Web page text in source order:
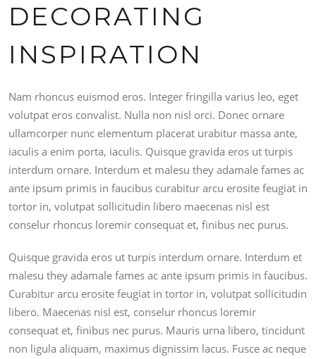
DECORATING
INSPIRATION
Nam rhoncus euismod eros. Integer fringilla varius leo, eget
volutpat eros convalist. Nulla non nisl orci. Donec ornare
ullamcorper nunc elementum placerat urabitur massa ante,
iaculis a enim porta, iaculis. Quisque gravida eros ut turpis
interdum ornare. Interdum et malesu they adamale fames ac
ante ipsum primis in faucibus curabitur arcu erosite feugiat in
tortor in, volutpat sollicitudin libero maecenas nisl est
conselur rhoncus loremir consequat et, finibus nec purus.
Quisque gravida eros ut turpis interdum ornare. Interdum et
malesu they adamale fames ac ante ipsum primis in faucibus.
Curabitur arcu erosite feugiat in tortor in, volutpat sollicitudin
libero. Maecenas nisl est, conselur rhoncus loremir
consequat et, finibus nec purus. Mauris urna libero, tincidunt
non ligula aliquam, maximus dignissim lacus. Fusce ac neque